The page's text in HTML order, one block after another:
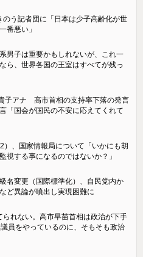
のう記者団に「日本は少子高齢化が世
番悪い」
男子は重要かもしれないが、これ一
ら、世界各国の王室はすべてが残っ
貴子アナ 高市首相の支持率下落の発言
「国会が国民の不安に応えてくれて
）、国家情報局について「いかにも胡
視する事になるのではないか？」
名変更（国際標準化）、自民党内か
ど異論が噴出し実現困難に
られない。高市早苗首相は政治が下手
員をやっているのに、そもそも政治